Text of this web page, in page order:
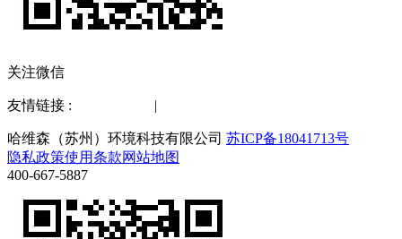
关注微信
友情链接 : |
哈维森（苏州）环境科技有限公司 苏ICP备18041713号
隐私政策使用条款网站地图
400-667-5887